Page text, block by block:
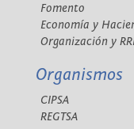
Fomento
Economía y
Organización y
Organismos
CIPSA
REGTSA